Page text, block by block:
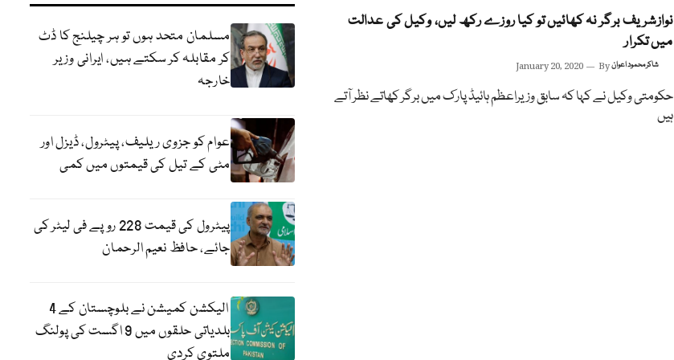
نوازشریف برگر نہ کھائیں تو کیا روزے رکھ لیں، وکیل کی عدالت
میں تکرار
January 20, 2020 Byشاکر محمود اعوان
حکومتی وکیل نے کہا کہ سابق وزیراعظم ہائیڈ پارک میں برگر کھاتے نظر آتے
ہیں
مسلمان متحد ہوں تو ہر چیلنج کا ڈٹ
کر مقابلہ کر سکتے ہیں، ایرانی وزیر
خارجہ
عوام کو جزوی ریلیف، پیٹرول، ڈیزل اور
مٹی کے تیل کی قیمتوں میں کمی
پیٹرول کی قیمت 228 روپے فی لیٹر کی
جائے، حافظ نعیم الرحمان
الیکشن کمیشن نے بلوچستان کے 4
بلدیاتی حلقوں میں 9 اگست کی پولنگ
ملتوی کردی